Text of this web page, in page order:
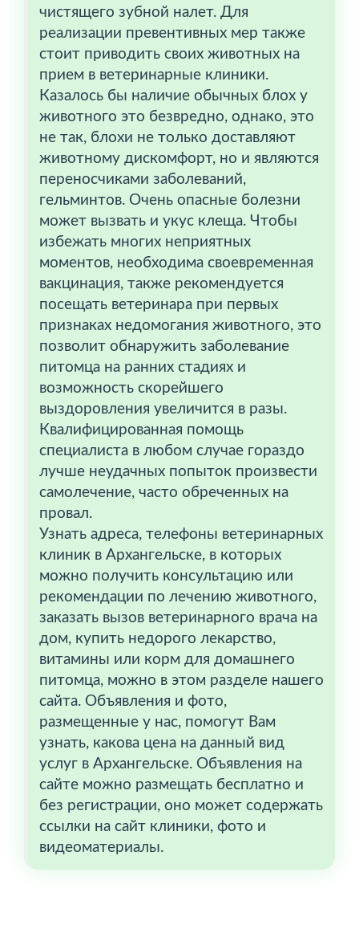
чистящего зубной налет. Для
реализации превентивных мер также
стоит приводить своих животных на
прием в ветеринарные клиники.
Казалось бы наличие обычных блох у
животного это безвредно, однако, это
не так, блохи не только доставляют
животному дискомфорт, но и являются
переносчиками заболеваний,
гельминтов. Очень опасные болезни
может вызвать и укус клеща. Чтобы
избежать многих неприятных
моментов, необходима своевременная
вакцинация, также рекомендуется
посещать ветеринара при первых
признаках недомогания животного, это
позволит обнаружить заболевание
питомца на ранних стадиях и
возможность скорейшего
выздоровления увеличится в разы.
Квалифицированная помощь
специалиста в любом случае гораздо
лучше неудачных попыток произвести
самолечение, часто обреченных на
провал.
Узнать адреса, телефоны ветеринарных
клиник в Архангельске, в которых
можно получить консультацию или
рекомендации по лечению животного,
заказать вызов ветеринарного врача на
дом, купить недорого лекарство,
витамины или корм для домашнего
питомца, можно в этом разделе нашего
сайта. Объявления и фото,
размещенные у нас, помогут Вам
узнать, какова цена на данный вид
услуг в Архангельске. Объявления на
сайте можно размещать бесплатно и
без регистрации, оно может содержать
ссылки на сайт клиники, фото и
видеоматериалы.